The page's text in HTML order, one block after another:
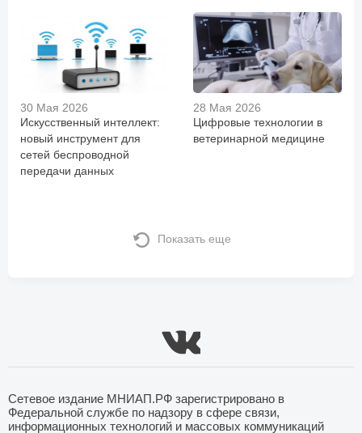
30 Мая 2026
Искусственный интеллект:
новый инструмент для
сетей беспроводной
передачи данных
28 Мая 2026
Цифровые технологии в
ветеринарной медицине
Показать еще
Сетевое издание МНИАП.РФ зарегистрировано в
Федеральной службе по надзору в сфере связи,
информационных технологий и массовых коммуникаций